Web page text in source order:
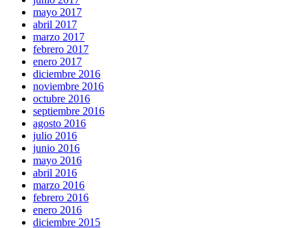
mayo 2017
abril 2017
marzo 2017
febrero 2017
enero 2017
diciembre 2016
noviembre 2016
octubre 2016
septiembre 2016
agosto 2016
julio 2016
junio 2016
mayo 2016
abril 2016
marzo 2016
febrero 2016
enero 2016
diciembre 2015